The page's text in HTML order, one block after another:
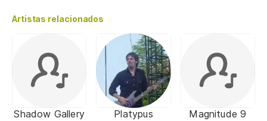
Artistas relacionados
Shadow Gallery Platypus Magnitude 9